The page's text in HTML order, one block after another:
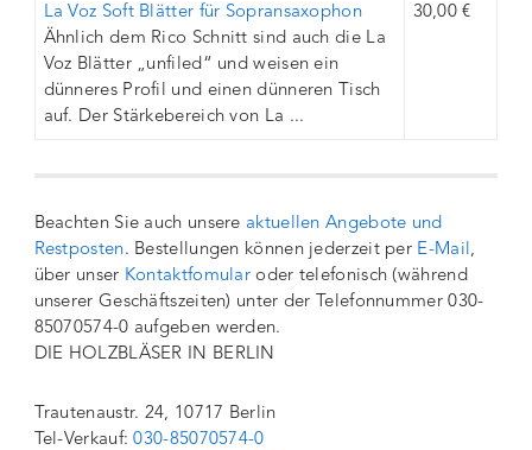
La Voz Soft Blätter für Sopransaxophon
Ähnlich dem Rico Schnitt sind auch die La
Voz Blätter „unfiled“ und weisen ein
dünneres Profil und einen dünneren Tisch
auf. Der Stärkebereich von La ...
30,00 €
Beachten Sie auch unsere aktuellen Angebote und
Restposten. Bestellungen können jederzeit per E-Mail,
über unser Kontaktfomular oder telefonisch (während
unserer Geschäftszeiten) unter der Telefonnummer 030-
85070574-0 aufgeben werden.
DIE HOLZBLÄSER IN BERLIN
Trautenaustr. 24, 10717 Berlin
Tel-Verkauf:030-85070574-0